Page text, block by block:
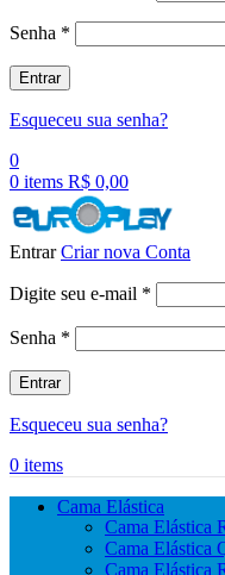
Senha *
Entrar
Esqueceu sua senha?
0
0 items R$ 0,00
EntrarCriar nova Conta
Digite seu e-mail *
Senha *
Entrar
Esqueceu sua senha?
0 items
Cama Elástica
Cama Elástica
Cama Elástica
Cama Elástica